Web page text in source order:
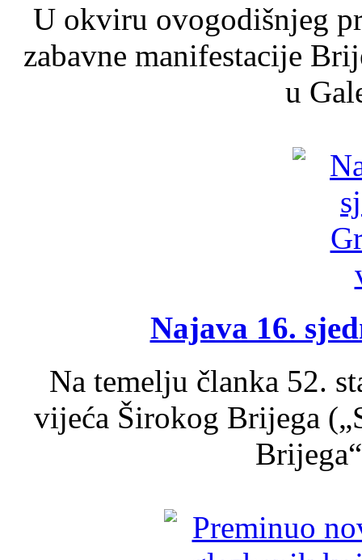
U okviru ovogodišnjeg
zabavne manifestacije
u
Najava 16.
Na temelju članka 52.
vijeća Širokog Brijega